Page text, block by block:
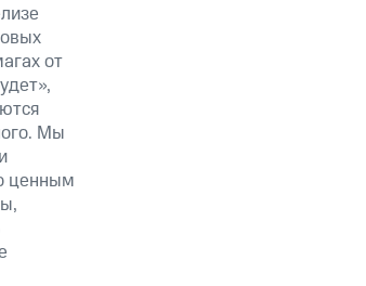
от
Мы
ценным